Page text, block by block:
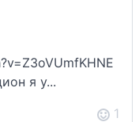
я у...
1